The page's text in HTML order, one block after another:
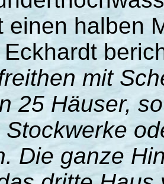
einen halben
Eckhardt
mit
25 Häuser,
Stockwerke
Die ganze